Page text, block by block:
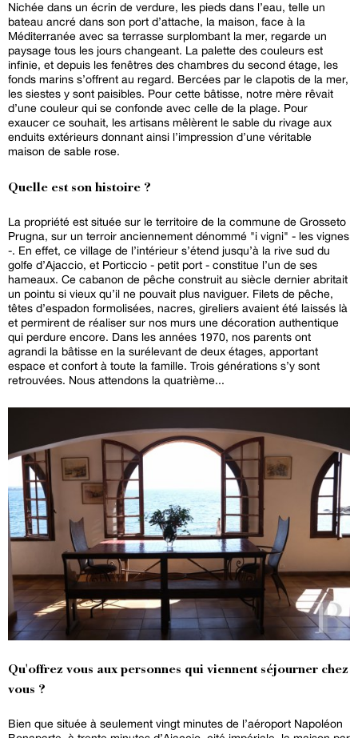
Nichée dans un écrin de verdure, les pieds dans l’eau, telle un
bateau ancré dans son port d’attache, la maison, face à la
Méditerranée avec sa terrasse surplombant la mer, regarde un
paysage tous les jours changeant. La palette des couleurs est
infinie, et depuis les fenêtres des chambres du second étage, les
fonds marins s’offrent au regard. Bercées par le clapotis de la mer,
les siestes y sont paisibles. Pour cette bâtisse, notre mère rêvait
d’une couleur qui se confonde avec celle de la plage. Pour
exaucer ce souhait, les artisans mêlèrent le sable du rivage aux
enduits extérieurs donnant ainsi l’impression d’une véritable
maison de sable rose.
Quelle est son histoire ?
La propriété est située sur le territoire de la commune de Grosseto
Prugna, sur un terroir anciennement dénommé "i vigni" - les vignes
-. En effet, ce village de l’intérieur s’étend jusqu’à la rive sud du
golfe d’Ajaccio, et Porticcio - petit port - constitue l’un de ses
hameaux. Ce cabanon de pêche construit au siècle dernier abritait
un pointu si vieux qu’il ne pouvait plus naviguer. Filets de pêche,
têtes d’espadon formolisées, nacres, gireliers avaient été laissés là
et permirent de réaliser sur nos murs une décoration authentique
qui perdure encore. Dans les années 1970, nos parents ont
agrandi la bâtisse en la surélevant de deux étages, apportant
espace et confort à toute la famille. Trois générations s’y sont
retrouvées. Nous attendons la quatrième...
Qu'offrez vous aux personnes qui viennent séjourner chez
vous ?
Bien que située à seulement vingt minutes de l’aéroport Napoléon